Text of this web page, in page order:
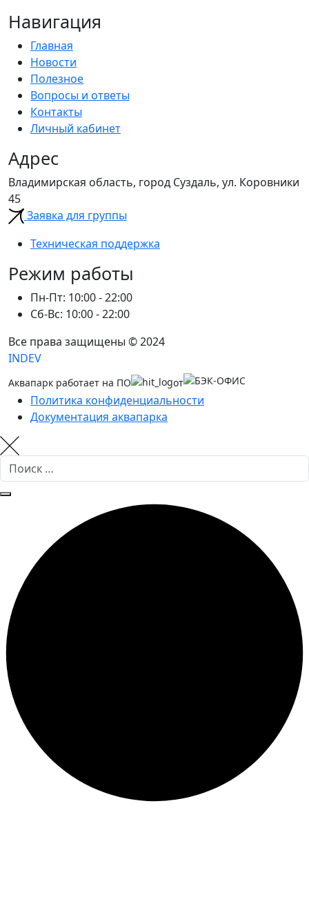
Навигация
Главная
Новости
Полезное
Вопросы и ответы
Контакты
Личный кабинет
Адрес
Владимирская область, город Суздаль, ул. Коровники
45
Заявка для группы
Техническая поддержка
Режим работы
Пн-Пт: 10:00 - 22:00
Сб-Вс: 10:00 - 22:00
Все права защищены © 2024
INDEV
Аквапарк работает на ПО от
Политика конфиденциальности
Документация аквапарка